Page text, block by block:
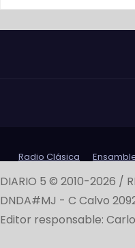
Radio Clásica
DIARIO 5 © 2010-2026 /
DNDA#MJ - C Calvo
Editor responsable: